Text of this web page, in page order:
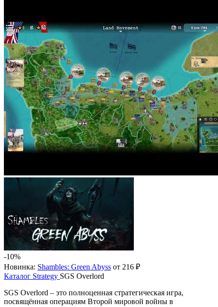
-10%
Новинка: Shambles: Green Abyss от 216 ₽
Каталог Strategy SGS Overlord
SGS Overlord – это полноценная стратегическая игра,
посвящённая операциям Второй мировой войны в